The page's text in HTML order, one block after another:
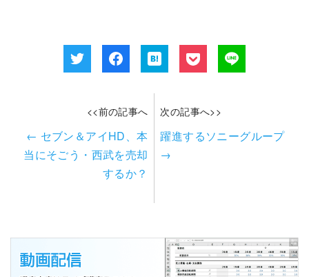
<<前の記事へ
← セブン＆アイHD、本
当にそごう・西武を売却
するか？
次の記事へ>>
躍進するソニーグループ
→